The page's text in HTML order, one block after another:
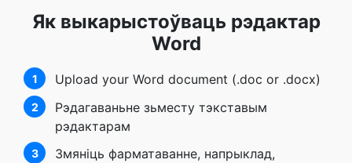
Як выкарыстоўваць рэдактар
Word
1 Upload your Word document (.doc or .docx)
2
Рэдагаваньне зьместу тэкставым
рэдактарам
3
Змяніць фарматаванне, напрыклад,